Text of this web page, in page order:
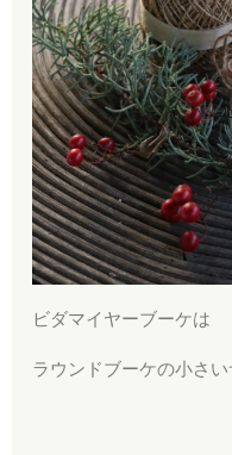
ビダマイヤーブーケは
ラウンドブーケの小さ